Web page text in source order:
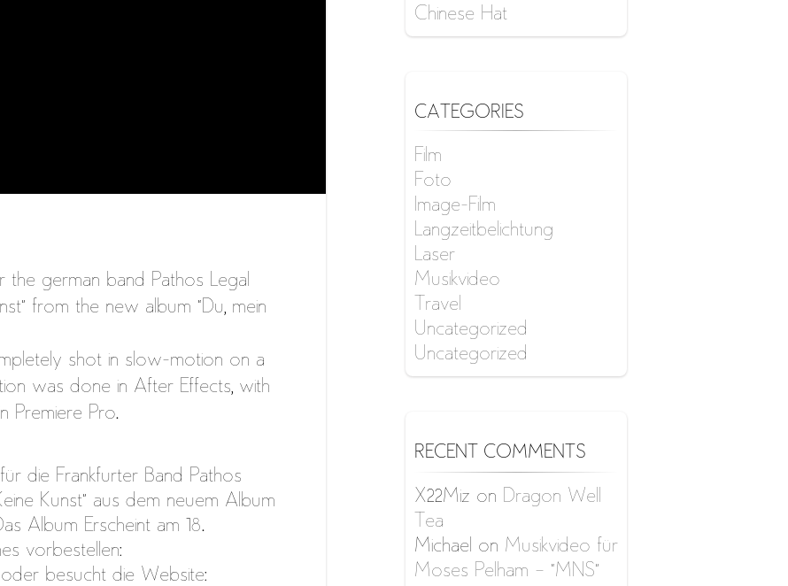
german band Pathos Legal
from the new album “Du, mein
shot in slow-motion on a
was done in After Effects, with
Premiere Pro.
die Frankfurter Band Pathos
Kunst” aus dem neuem Album
Album Erscheint am 18.
vorbestellen:
besucht die Website:
Chinese Hat
CATEGORIES
Film
Foto
Image-Film
Langzeitbelichtung
Laser
Musikvideo
Travel
Uncategorized
Uncategorized
RECENT COMMENTS
X22Miz on Dragon Well
Tea
Michael on Musikvideo für
Moses Pelham – “MNS”